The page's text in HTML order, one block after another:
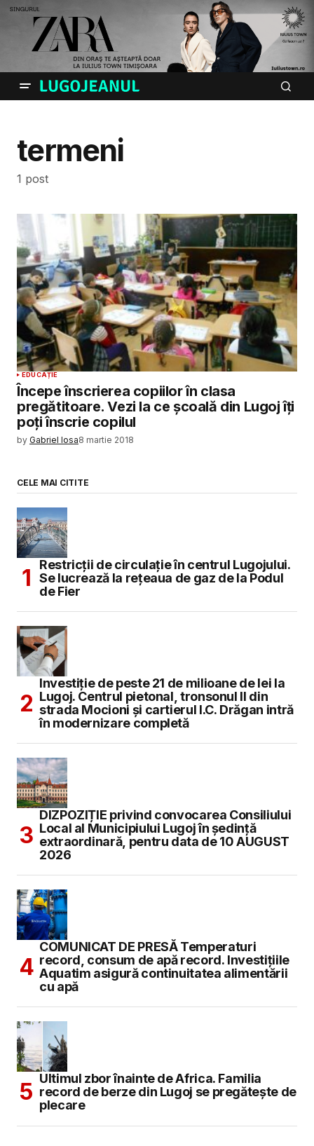
termeni
1 post
EDUCAȚIE
Începe înscrierea copiilor în clasa
pregătitoare. Vezi la ce şcoală din Lugoj îţi
poţi înscrie copilul
by Gabriel Iosa8 martie 2018
CELE MAI CITITE
Restricții de circulație în centrul Lugojului.
Se lucrează la rețeaua de gaz de la Podul
de Fier
Investiție de peste 21 de milioane de lei la
Lugoj. Centrul pietonal, tronsonul II din
strada Mocioni și cartierul I.C. Drăgan intră
în modernizare completă
DIZPOZIȚIE privind convocarea Consiliului
Local al Municipiului Lugoj în şedinţă
extraordinară, pentru data de 10 AUGUST
2026
COMUNICAT DE PRESĂ Temperaturi
record, consum de apă record. Investițiile
Aquatim asigură continuitatea alimentării
cu apă
Ultimul zbor înainte de Africa. Familia
record de berze din Lugoj se pregătește de
plecare